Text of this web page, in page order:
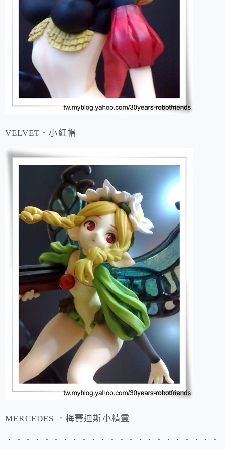
VELVET．小紅帽
MERCEDES ．梅賽迪斯小精靈
．．．．．．．．．．．．．．．．．．．．．．．